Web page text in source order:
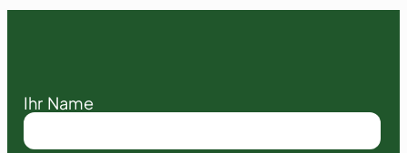
Ihr Name